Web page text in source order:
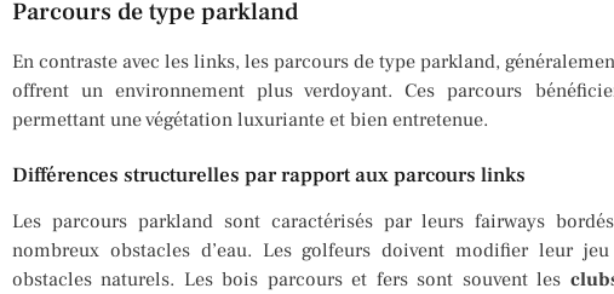
Parcours de type parkland
En contraste avec les links, les parcours de type parkland,
offrent un environnement plus verdoyant. Ces parcours
permettant une végétation luxuriante et bien entretenue.
Différences structurelles par rapport aux parcours links
Les parcours parkland sont caractérisés par leurs fairways
nombreux obstacles d’eau. Les golfeurs doivent modifier leur
obstacles naturels. Les bois parcours et fers sont souvent les